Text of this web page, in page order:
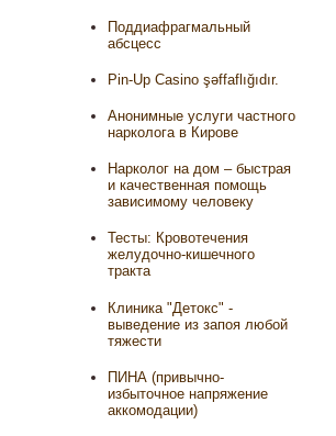
Поддиафрагмальный
абсцесс
Pin-Up Casino şəffaflığıdır.
Анонимные услуги частного
нарколога в Кирове
Нарколог на дом – быстрая
и качественная помощь
зависимому человеку
Тесты: Кровотечения
желудочно-кишечного
тракта
Клиника "Детокс" -
выведение из запоя любой
тяжести
ПИНА (привычно-
избыточное напряжение
аккомодации)